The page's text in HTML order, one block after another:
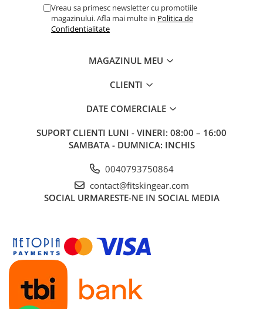
Vreau sa primesc newsletter cu promotiile
magazinului. Afla mai multe in Politica de
Confidentialitate
MAGAZINUL MEU
CLIENTI
DATE COMERCIALE
SUPORT CLIENTI LUNI - VINERI: 08:00 – 16:00
SAMBATA - DUMNICA: INCHIS
0040793750864
contact@fitskingear.com
SOCIAL URMARESTE-NE IN SOCIAL MEDIA